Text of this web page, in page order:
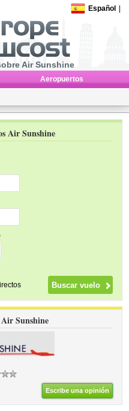
Español
Air Sunshine
Aeropuertos
Air Sunshine
Sunshine
Escribe una opinión